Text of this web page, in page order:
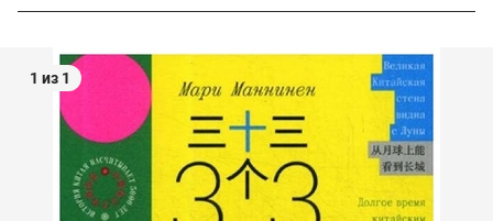
1 из 1